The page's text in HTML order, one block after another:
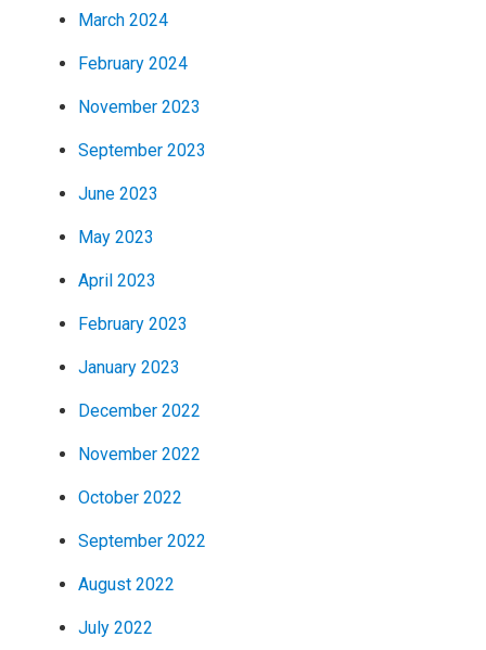
March 2024
February 2024
November 2023
September 2023
June 2023
May 2023
April 2023
February 2023
January 2023
December 2022
November 2022
October 2022
September 2022
August 2022
July 2022